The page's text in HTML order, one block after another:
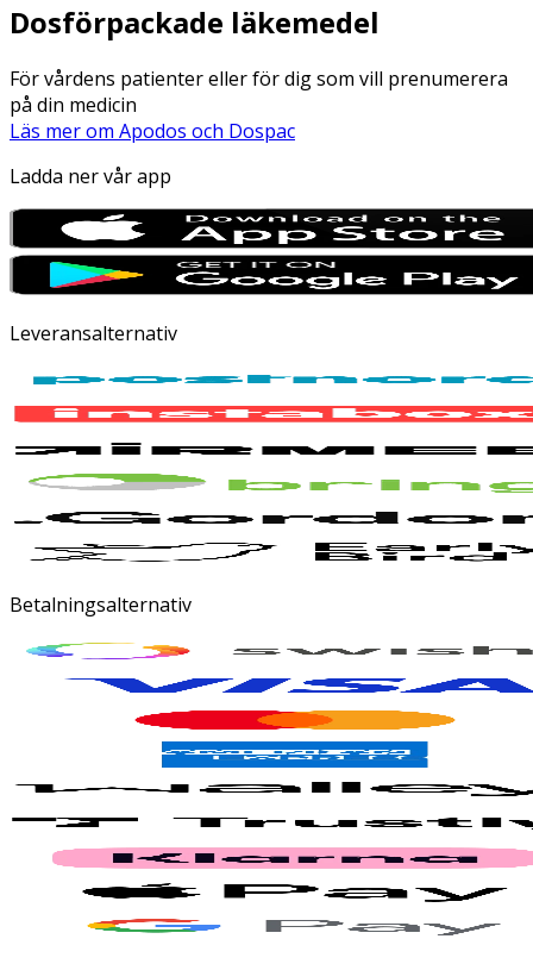
Dosförpackade läkemedel
För vårdens patienter eller för dig som vill prenumerera
på din medicin
Läs mer om Apodos och Dospac
Ladda ner vår app
Leveransalternativ
Betalningsalternativ